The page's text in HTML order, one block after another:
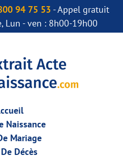
94 75 53 - Appel gratuit
Lun - ven : 8h00-19h00
Naissance
Mariage
Décès